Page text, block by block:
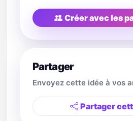
Créer avec les
Partager
Envoyez cette idée à vos
Partager